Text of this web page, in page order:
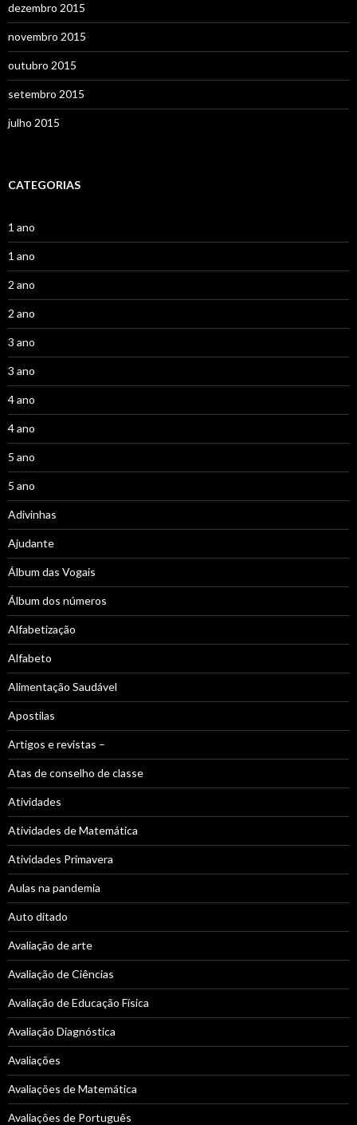
dezembro 2015
novembro 2015
outubro 2015
setembro 2015
julho 2015
CATEGORIAS
1 ano
1 ano
2 ano
2 ano
3 ano
3 ano
4 ano
4 ano
5 ano
5 ano
Adivinhas
Ajudante
Álbum das Vogais
Álbum dos números
Alfabetização
Alfabeto
Alimentação Saudável
Apostilas
Artigos e revistas –
Atas de conselho de classe
Atividades
Atividades de Matemática
Atividades Primavera
Aulas na pandemia
Auto ditado
Avaliação de arte
Avaliação de Ciências
Avaliação de Educação Física
Avaliação Diagnóstica
Avaliações
Avaliações de Matemática
Avaliações de Português